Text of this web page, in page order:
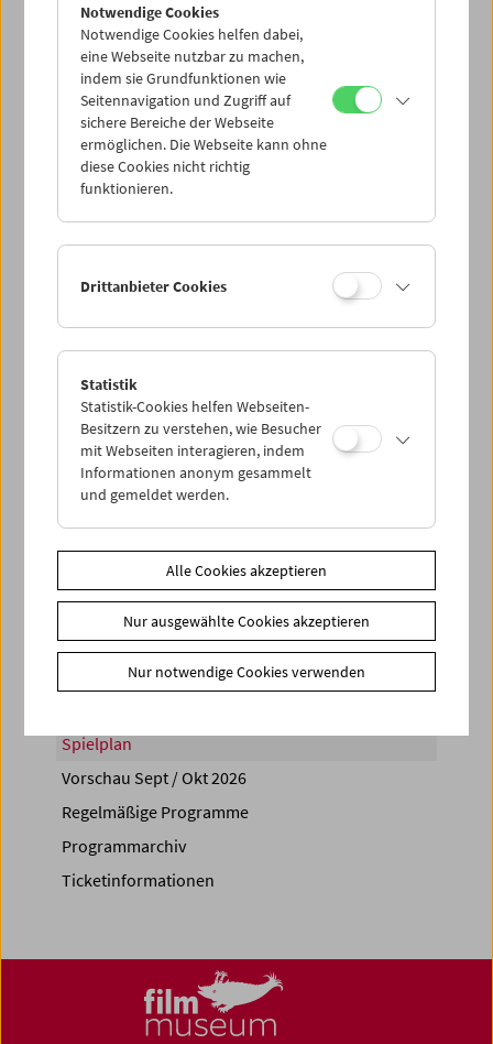
Di 22.11.
Mi 23.11.
Do 24.11.
Sa 26.11.
PROGRAMM ÜBERBLICK
Share on
Spielplan
Vorschau Sept / Okt 2026
Regelmäßige Programme
Programmarchiv
Ticketinformationen
Notwendige Cookies
Notwendige Cookies helfen dabei,
eine Webseite nutzbar zu machen,
indem sie Grundfunktionen wie
Seitennavigation und Zugriff auf
sichere Bereiche der Webseite
ermöglichen. Die Webseite kann ohne
diese Cookies nicht richtig
funktionieren.
Drittanbieter Cookies
Statistik
Statistik-Cookies helfen Webseiten-
Besitzern zu verstehen, wie Besucher
mit Webseiten interagieren, indem
Informationen anonym gesammelt
und gemeldet werden.
Alle Cookies akzeptieren
Nur ausgewählte Cookies akzeptieren
Nur notwendige Cookies verwenden